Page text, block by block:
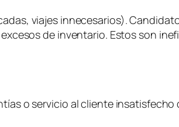
viajes innecesarios).
de inventario. Estos son
o servicio al cliente